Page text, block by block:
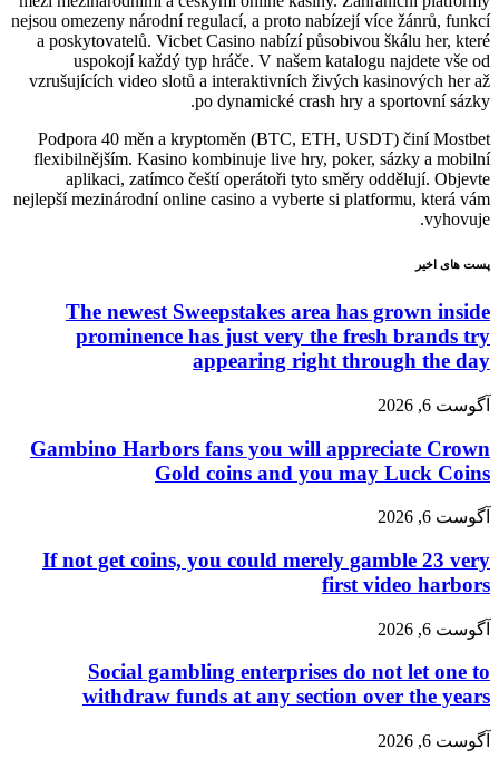
nejsou omezeny národní regulací, a proto nabízejí více žánrů, funkcí
a poskytovatelů. Vicbet Casino nabízí působivou škálu her, které
uspokojí každý typ hráče. V našem katalogu najdete vše od
vzrušujících video slotů a interaktivních živých kasinových her až
po dynamické crash hry a sportovní sázky.
Podpora 40 měn a kryptoměn (BTC, ETH, USDT) činí Mostbet
flexibilnějším. Kasino kombinuje live hry, poker, sázky a mobilní
aplikaci, zatímco čeští operátoři tyto směry oddělují. Objevte
nejlepší mezinárodní online casino a vyberte si platformu, která vám
vyhovuje.
پست های اخیر
The newest Sweepstakes area has grown inside
prominence has just very the fresh brands try
appearing right through the day
آگوست 6, 2026
Gambino Harbors fans you will appreciate Crown
Gold coins and you may Luck Coins
آگوست 6, 2026
If not get coins, you could merely gamble 23 very
first video harbors
آگوست 6, 2026
Social gambling enterprises do not let one to
withdraw funds at any section over the years
آگوست 6, 2026